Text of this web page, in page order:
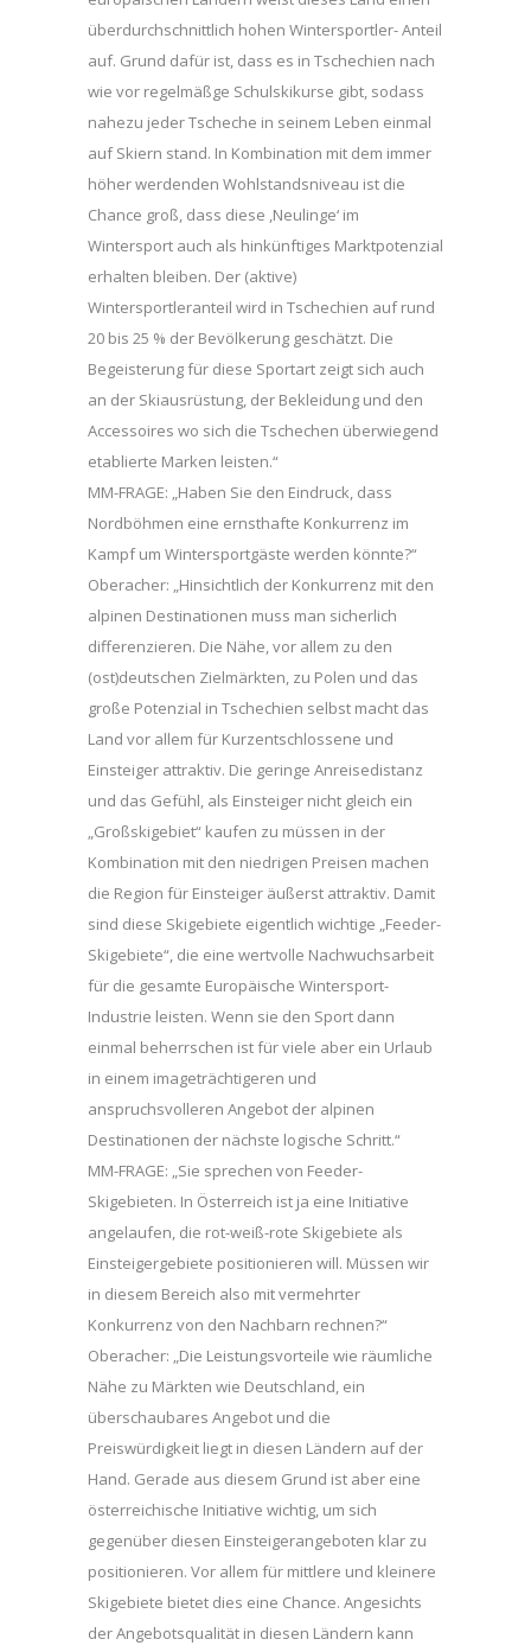
überdurchschnittlich hohen Wintersportler- Anteil
auf. Grund dafür ist, dass es in Tschechien nach
wie vor regelmäßge Schulskikurse gibt, sodass
nahezu jeder Tscheche in seinem Leben einmal
auf Skiern stand. In Kombination mit dem immer
höher werdenden Wohlstandsniveau ist die
Chance groß, dass diese ,Neulinge‘ im
Wintersport auch als hinkünftiges Marktpotenzial
erhalten bleiben. Der (aktive)
Wintersportleranteil wird in Tschechien auf rund
20 bis 25 % der Bevölkerung geschätzt. Die
Begeisterung für diese Sportart zeigt sich auch
an der Skiausrüstung, der Bekleidung und den
Accessoires wo sich die Tschechen überwiegend
etablierte Marken leisten.“
MM-FRAGE: „Haben Sie den Eindruck, dass
Nordböhmen eine ernsthafte Konkurrenz im
Kampf um Wintersportgäste werden könnte?“
Oberacher: „Hinsichtlich der Konkurrenz mit den
alpinen Destinationen muss man sicherlich
differenzieren. Die Nähe, vor allem zu den
(ost)deutschen Zielmärkten, zu Polen und das
große Potenzial in Tschechien selbst macht das
Land vor allem für Kurzentschlossene und
Einsteiger attraktiv. Die geringe Anreisedistanz
und das Gefühl, als Einsteiger nicht gleich ein
„Großskigebiet“ kaufen zu müssen in der
Kombination mit den niedrigen Preisen machen
die Region für Einsteiger äußerst attraktiv. Damit
sind diese Skigebiete eigentlich wichtige „Feeder-
Skigebiete“, die eine wertvolle Nachwuchsarbeit
für die gesamte Europäische Wintersport-
Industrie leisten. Wenn sie den Sport dann
einmal beherrschen ist für viele aber ein Urlaub
in einem imageträchtigeren und
anspruchsvolleren Angebot der alpinen
Destinationen der nächste logische Schritt.“
MM-FRAGE: „Sie sprechen von Feeder-
Skigebieten. In Österreich ist ja eine Initiative
angelaufen, die rot-weiß-rote Skigebiete als
Einsteigergebiete positionieren will. Müssen wir
in diesem Bereich also mit vermehrter
Konkurrenz von den Nachbarn rechnen?“
Oberacher: „Die Leistungsvorteile wie räumliche
Nähe zu Märkten wie Deutschland, ein
überschaubares Angebot und die
Preiswürdigkeit liegt in diesen Ländern auf der
Hand. Gerade aus diesem Grund ist aber eine
österreichische Initiative wichtig, um sich
gegenüber diesen Einsteigerangeboten klar zu
positionieren. Vor allem für mittlere und kleinere
Skigebiete bietet dies eine Chance. Angesichts
der Angebotsqualität in diesen Ländern kann